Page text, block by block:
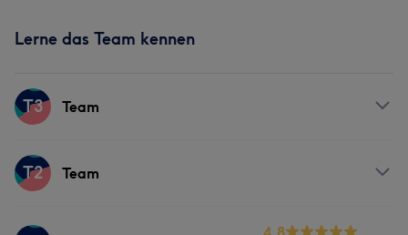
Lerne das Team kennen
T3 Team
Services
T2 Team
Services